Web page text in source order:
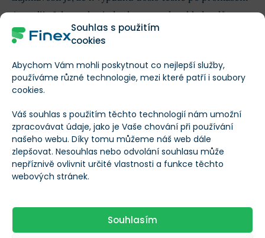
Souhlas s použitím
cookies
Abychom Vám mohli poskytnout co nejlepší služby,
používáme různé technologie, mezi které patří i soubory
cookies.
Váš souhlas s použitím těchto technologií nám umožní
zpracovávat údaje, jako je Vaše chování při používání
našeho webu. Díky tomu můžeme náš web dále
zlepšovat. Nesouhlas nebo odvolání souhlasu může
nepříznivě ovlivnit určité vlastnosti a funkce těchto
webových stránek.
Souhlasím
Anatolije Jakovenka, jednoho ze spoluzakladatelů
projektu Solana, který uvedl, že algoritmus konsensu
“Pokud Bitcoin nakonec
nepřejde na Proof of Stake,
nikdo ho nebude používat,”
uvedl v jednom rozhovoru.
samozřejmě
zesměšňován . Pravdou je, že bitcoinová
síť během své existence žádný podobný výpadek